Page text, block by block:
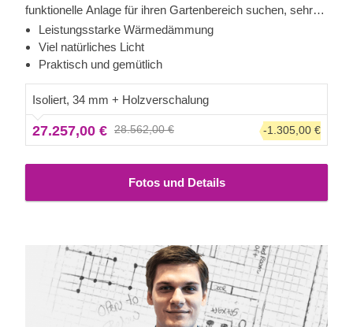
funktionelle Anlage für ihren Gartenbereich suchen, sehr
beliebt. Entdecken Sie dieses charmante und geräumige
41,5 m² große, Holzhaus, das unendlich viele
Möglichkeiten für Ihre Freizeitaktivitäten bietet oder sich in
diesem Modell ist auch der Fußboden im Preis
inbegriffen. Bitte beachten Sie, dass die Darstellung
von diesem speziellen Modell von der
Standardausführung abweichen kann. Zu diesem
Produkt ist passendes Zubehör erhältlich – bitte teilen
Sie uns mit, wenn Sie weitere Informationen dazu
wünschen.
Leistungsstarke Wärmedämmung
Viel natürliches Licht
Praktisch und gemütlich
Isoliert, 34 mm + Holzverschalung
27.257,00 € 28.562,00 € -1.305,00 €
Fotos und Details